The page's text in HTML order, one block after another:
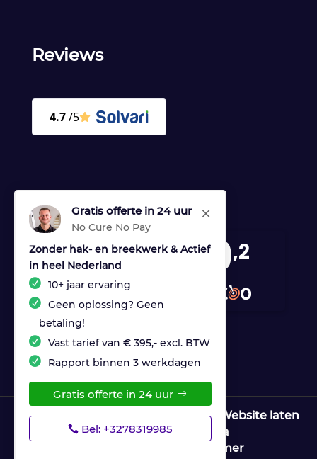
M
Gratis offerte in 24 uur
No Cure No Pay
Zonder hak- en breekwerk & Actief
in heel Nederland
10+ jaar ervaring
Geen oplossing? Geen
betaling!
Vast tarief van € 395,- excl. BTW
Rapport binnen 3 werkdagen
Gratis offerte in 24 uur
Bel: +3278319985
Reviews
9,2
provided by
© Copyright Ultrices Lekdetectie |
Website laten
maken door Flexamedia
Disclaimer